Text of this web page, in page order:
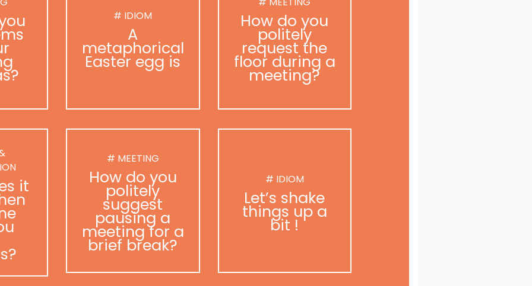
# IDIOM
A
metaphorical
Easter egg is
How do you
politely
request the
floor during a
meeting?
it
# MEETING
How do you
politely
suggest
pausing a
meeting for a
brief break?
# IDIOM
Let’s shake
things up a
bit !